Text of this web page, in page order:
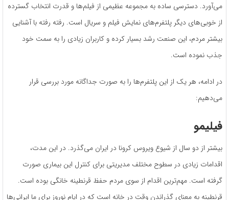
می‌آورد. دسترسی ساده به مجموعه عظیمی از فیلم‌ها و قدرت انتخاب گسترده
از خوبی‌های دیگر پلتفرم‌های نمایش فیلم و سریال است. رفته رفته با آشنایی
بیشتر مردم، این صنعت رشد بسیار کرده و کاربران زیادی را به سمت خود
جذب نموده است.
در ادامه، هر یک از این پلتفرم‌ها را به صورت جداگانه مورد بررسی قرار
می‌دهیم:
فیلیمو
بیشتر از دو سال از شیوع ویروس کرونا در ایران می‌گذرد. در این مدت،
اقدامات زیادی در سطوح مختلف مدیریتی برای کنترل این بیماری صورت
گرفته است. مهم‌ترین اقدام از سوی مردم حفظ قرنطینه خانگی بوده است.
قرنطینه به معنای گذراندن وقت در خانه است که در ایام نوروز برای ما ایرانی‌ها